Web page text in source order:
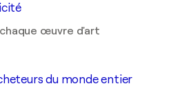
œuvre d'art
du monde entier